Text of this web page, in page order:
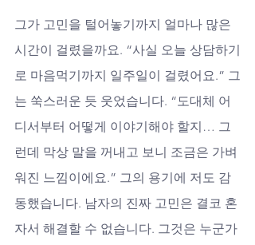
그가 고민을 털어놓기까지 얼마나 많은
시간이 걸렸을까요. “사실 오늘 상담하기
로 마음먹기까지 일주일이 걸렸어요.” 그
는 쑥스러운 듯 웃었습니다. “도대체 어
디서부터 어떻게 이야기해야 할지… 그
런데 막상 말을 꺼내고 보니 조금은 가벼
워진 느낌이에요.” 그의 용기에 저도 감
동했습니다. 남자의 진짜 고민은 결코 혼
자서 해결할 수 없습니다. 그것은 누군가